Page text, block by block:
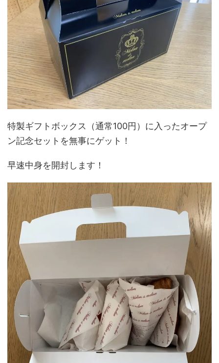
特製ギフトボックス（通常100円）に入ったオープ
ン記念セットを無事にゲット！
早速中身を開封します！